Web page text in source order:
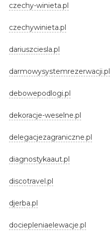
czechy-winieta.pl
czechywinieta.pl
dariuszciesla.pl
darmowysystemrezerwacji.pl
debowepodlogi.pl
dekoracje-weselne.pl
delegacjezagraniczne.pl
diagnostykaaut.pl
discotravel.pl
djerba.pl
dociepleniaelewacje.pl